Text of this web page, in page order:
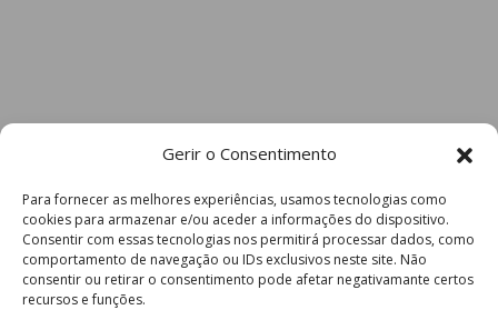
Gerir o Consentimento
Para fornecer as melhores experiências, usamos tecnologias como
cookies para armazenar e/ou aceder a informações do dispositivo.
Consentir com essas tecnologias nos permitirá processar dados, como
comportamento de navegação ou IDs exclusivos neste site. Não
consentir ou retirar o consentimento pode afetar negativamante certos
recursos e funções.